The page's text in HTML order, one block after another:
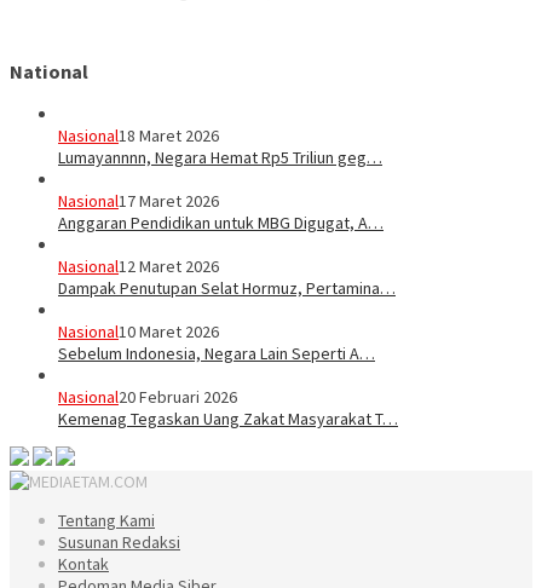
National
Nasional18 Maret 2026
Lumayannnn, Negara Hemat Rp5 Triliun geg…
Nasional17 Maret 2026
Anggaran Pendidikan untuk MBG Digugat, A…
Nasional12 Maret 2026
Dampak Penutupan Selat Hormuz, Pertamina…
Nasional10 Maret 2026
Sebelum Indonesia, Negara Lain Seperti A…
Nasional20 Februari 2026
Kemenag Tegaskan Uang Zakat Masyarakat T…
Tentang Kami
Susunan Redaksi
Kontak